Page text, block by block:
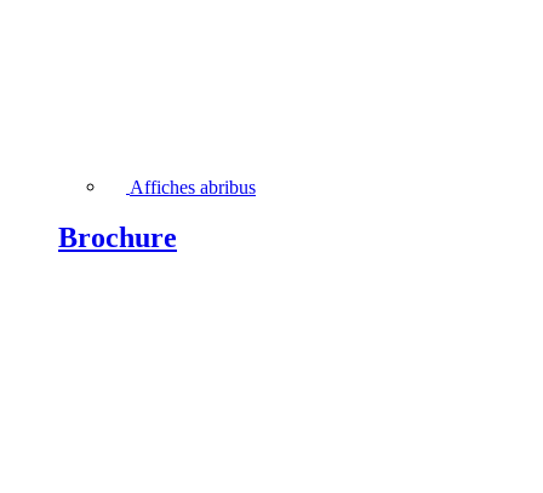
Affiches abribus
Brochure